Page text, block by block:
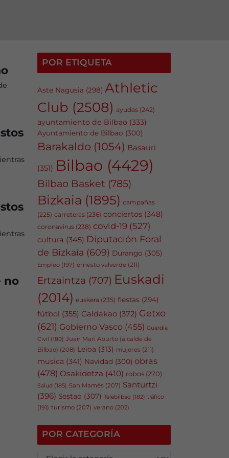
no
POR ETIQUETA
Aste Nagusia (298) Athletic
Club (2508) ayudas (242)
ayuntamiento de Bilbao (333)
Ayuntamiento de Bilbao (300)
Barakaldo (1054) Basauri
(351) Bilbao (4429)
Bilbao Basket (785)
Bizkaia (1895) campañas
(225) carreteras (236) conciertos (348)
coronavirus (238) covid-19 (527)
cultura (345) Diputación Foral
de Bizkaia (609) Durango (305)
Empleo (197) ernesto valverde (211)
Ertzaintza (707) Euskadi
(2014) euskera (235) fiestas (294)
fútbol (355) Galdakao (372) Getxo
(621) Gobierno Vasco (455) Guardia
Civil (180) Juan Mari Aburto (alcalde de
Bilbao) (208) Leioa (313) mujeres (211)
musica (341) Navidad (300) obras
(478) Osakidetza (410) robos (270)
Salud (185) San Mamés (207) Santurtzi
(396) Sestao (307) Telebilbao (182) tráfico
(191) turismo (207) verano (202)
POR CATEGORÍA